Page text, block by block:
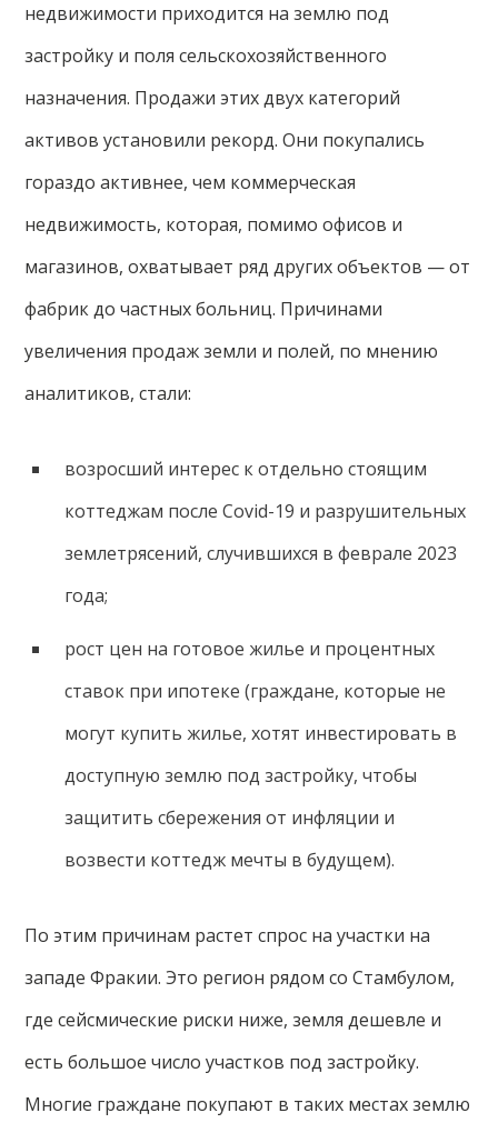
недвижимости приходится на землю под
застройку и поля сельскохозяйственного
назначения. Продажи этих двух категорий
активов установили рекорд. Они покупались
гораздо активнее, чем коммерческая
недвижимость, которая, помимо офисов и
магазинов, охватывает ряд других объектов — от
фабрик до частных больниц. Причинами
увеличения продаж земли и полей, по мнению
аналитиков, стали:
возросший интерес к отдельно стоящим
коттеджам после Covid-19 и разрушительных
землетрясений, случившихся в феврале 2023
года;
рост цен на готовое жилье и процентных
ставок при ипотеке (граждане, которые не
могут купить жилье, хотят инвестировать в
доступную землю под застройку, чтобы
защитить сбережения от инфляции и
возвести коттедж мечты в будущем).
По этим причинам растет спрос на участки на
западе Фракии. Это регион рядом со Стамбулом,
где сейсмические риски ниже, земля дешевле и
есть большое число участков под застройку.
Многие граждане покупают в таких местах землю